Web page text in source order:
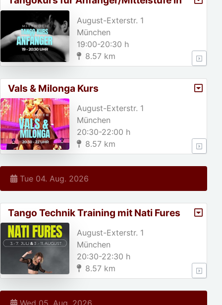
München
August-Exterstr. 1
München
19:00-20:30 h
8.57 km
Vals & Milonga Kurs
August-Exterstr. 1
München
20:30-22:00 h
8.57 km
Tue 04. Aug. 2026
Tango Technik Training mit Nati Fures
August-Exterstr. 1
München
20:30-22:30 h
8.57 km
Wed 05. Aug. 2026